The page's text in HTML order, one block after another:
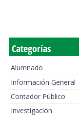
Categorías
Alumnado
Información General
Contador Público
Investigación